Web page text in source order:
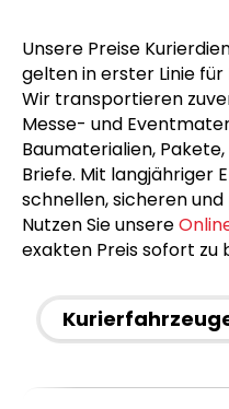
Unsere Preise
gelten in erster Linie
Wir transportieren
Messe- und
Baumaterialien,
Briefe. Mit langjähriger
schnellen, sicheren
Nutzen Sie unsere
exakten Preis sofort zu